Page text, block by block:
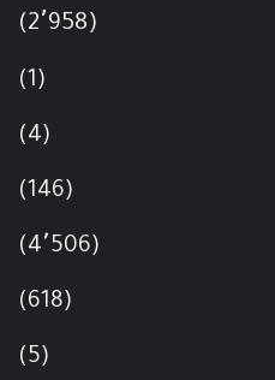
(2٬958)
(1)
(4)
(146)
(4٬506)
(618)
(5)